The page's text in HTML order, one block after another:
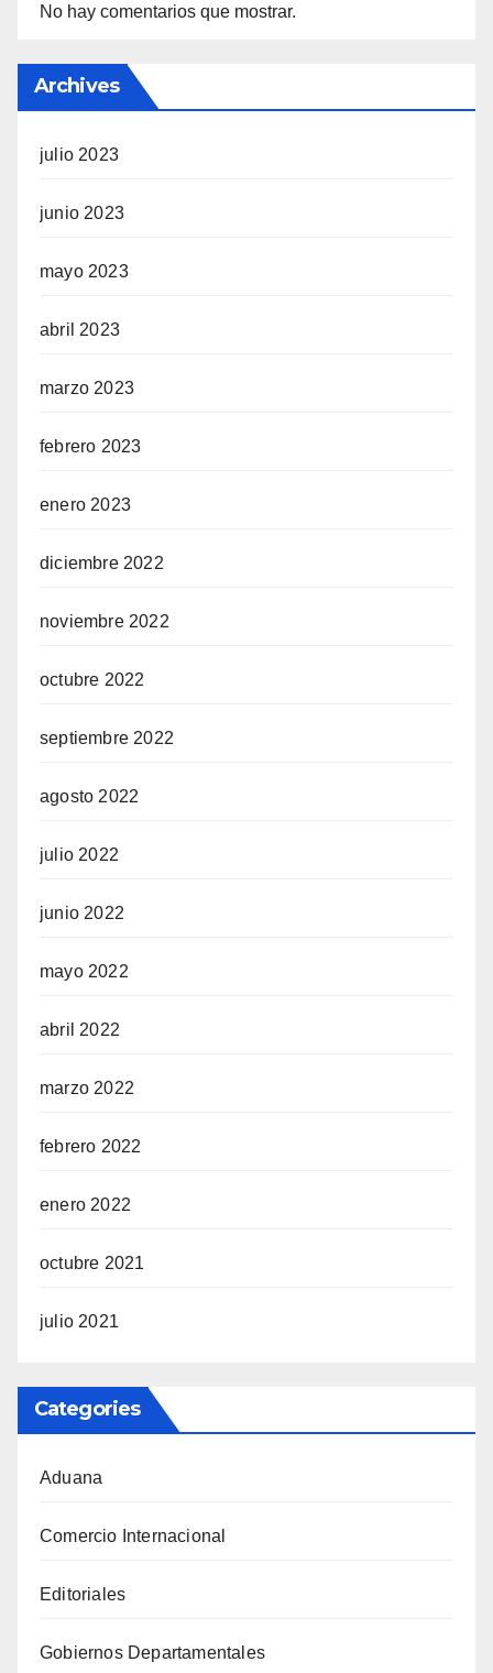
No hay comentarios que mostrar.
Archives
julio 2023
junio 2023
mayo 2023
abril 2023
marzo 2023
febrero 2023
enero 2023
diciembre 2022
noviembre 2022
octubre 2022
septiembre 2022
agosto 2022
julio 2022
junio 2022
mayo 2022
abril 2022
marzo 2022
febrero 2022
enero 2022
octubre 2021
julio 2021
Categories
Aduana
Comercio Internacional
Editoriales
Gobiernos Departamentales